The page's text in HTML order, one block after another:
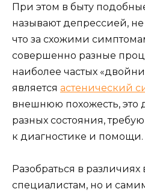
При этом в быту
называют депрессией,
что за схожими
совершенно разные
наиболее частых
является астенический
внешнюю похожесть, это
разных состояния,
к диагностике и помощи.
Разобраться в
специалистам, но и